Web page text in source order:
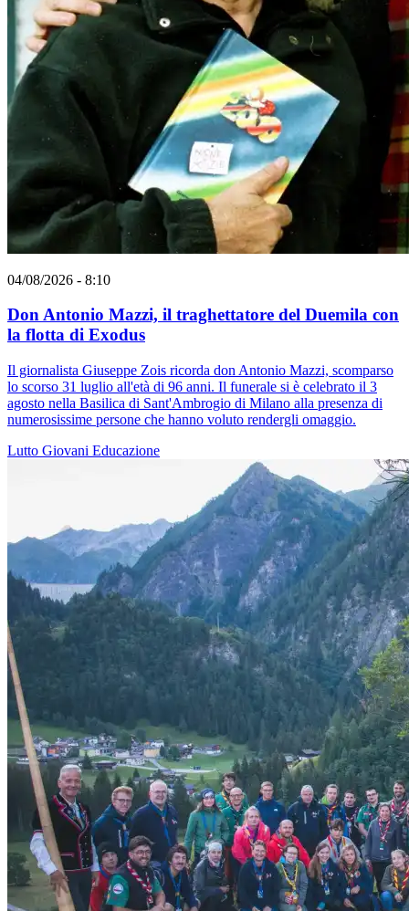
04/08/2026 - 8:10
Don Antonio Mazzi, il traghettatore del Duemila con
la flotta di Exodus
Il giornalista Giuseppe Zois ricorda don Antonio Mazzi, scomparso
lo scorso 31 luglio all'età di 96 anni. Il funerale si è celebrato il 3
agosto nella Basilica di Sant'Ambrogio di Milano alla presenza di
numerosissime persone che hanno voluto rendergli omaggio.
Lutto Giovani Educazione